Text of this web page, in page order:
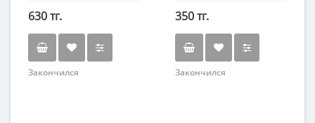
630 тг.
Закончился
350 тг.
Закончился